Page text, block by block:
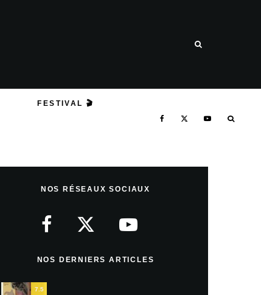
FESTIVAL 🎬
NOS RÉSEAUX SOCIAUX
NOS DERNIERS ARTICLES
7.5